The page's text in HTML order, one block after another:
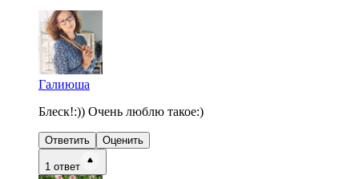
Галиюша
Блеск!:)) Очень люблю такое:)
Ответить Оценить
1 ответ